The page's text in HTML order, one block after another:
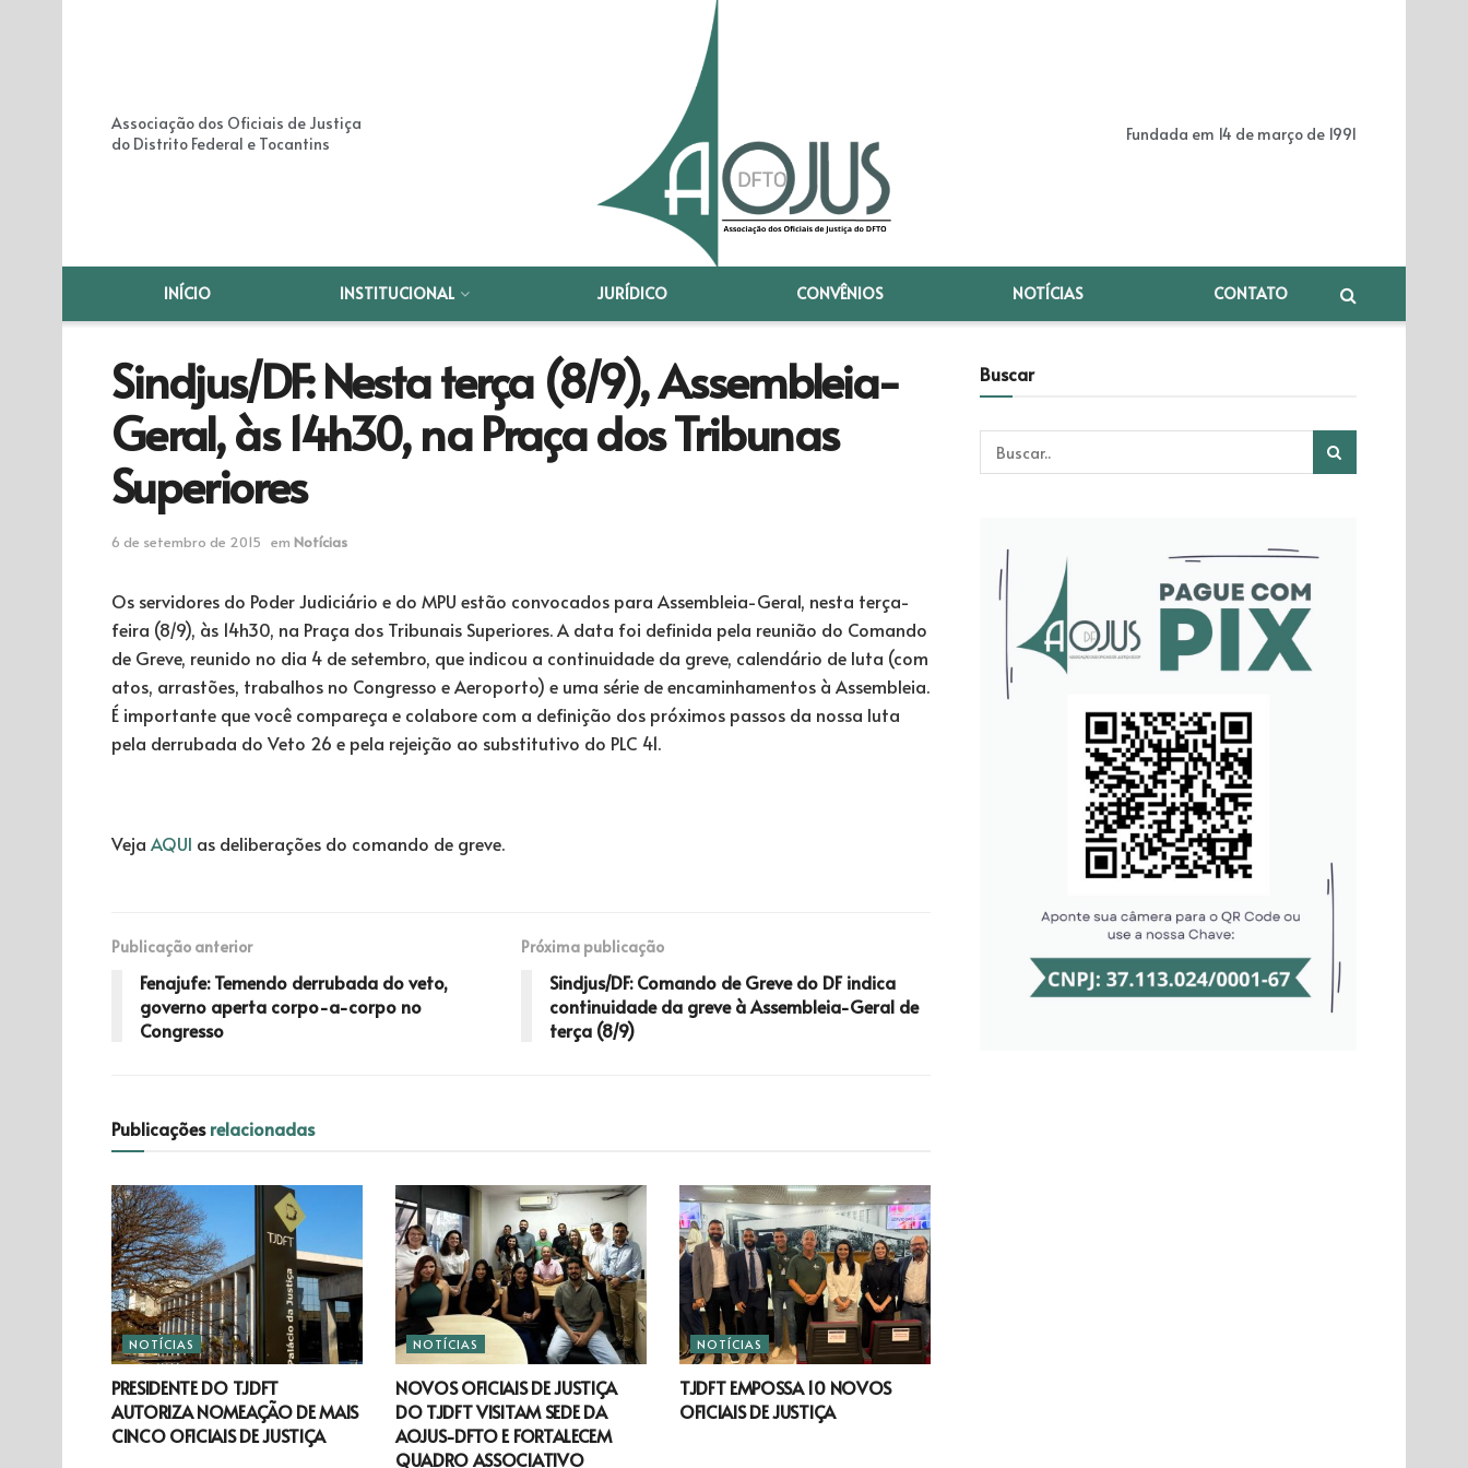
Associação dos Oficiais de Justiça
do Distrito Federal e Tocantins
Fundada em 14 de março de 1991
INÍCIO INSTITUCIONAL JURÍDICO CONVÊNIOS NOTÍCIAS CONTATO
Sindjus/DF: Nesta terça (8/9), Assembleia-
Geral, às 14h30, na Praça dos Tribunas
Superiores
6 de setembro de 2015 em Notícias
Os servidores do Poder Judiciário e do MPU estão convocados para Assembleia-Geral, nesta terça-
feira (8/9), às 14h30, na Praça dos Tribunais Superiores. A data foi definida pela reunião do Comando
de Greve, reunido no dia 4 de setembro, que indicou a continuidade da greve, calendário de luta (com
atos, arrastões, trabalhos no Congresso e Aeroporto) e uma série de encaminhamentos à Assembleia.
É importante que você compareça e colabore com a definição dos próximos passos da nossa luta
pela derrubada do Veto 26 e pela rejeição ao substitutivo do PLC 41.
Veja AQUI as deliberações do comando de greve.
Publicação anterior
Fenajufe: Temendo derrubada do veto,
governo aperta corpo-a-corpo no
Congresso
Próxima publicação
Sindjus/DF: Comando de Greve do DF indica
continuidade da greve à Assembleia-Geral de
terça (8/9)
Publicaçõesrelacionadas
NOTÍCIAS
PRESIDENTE DO TJDFT
AUTORIZA NOMEAÇÃO DE MAIS
CINCO OFICIAIS DE JUSTIÇA
NOTÍCIAS
NOVOS OFICIAIS DE JUSTIÇA
DO TJDFT VISITAM SEDE DA
AOJUS-DFTO E FORTALECEM
QUADRO ASSOCIATIVO
NOTÍCIAS
TJDFT EMPOSSA 10 NOVOS
OFICIAIS DE JUSTIÇA
Buscar